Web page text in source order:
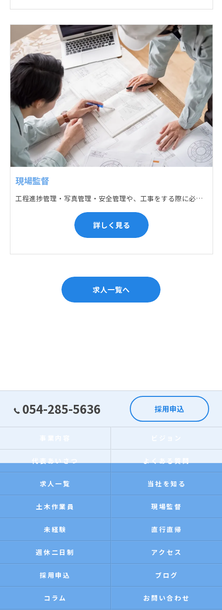
現場監督
工程進捗管理・写真管理・安全管理や、工事をする際に必要な各種書類作成・届出 (申請) などの現場管理業務をお任せします。遅れている箇所のサポートに入るなど、臨機応変な対応が必要になります。
詳しく見る
求人一覧へ
054-285-5636 採用申込
代表あいさつ よくある質問
求人一覧 当社を知る
土木作業員 現場監督
未経験 直行直帰
週休二日制 アクセス
採用申込 ブログ
コラム お問い合わせ